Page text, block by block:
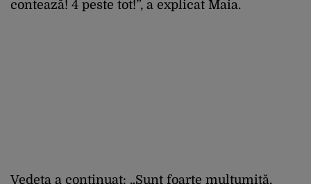
contează! 4 peste tot!”, a explicat Maia.
Vedeta a continuat: „Sunt foarte mulţumită,